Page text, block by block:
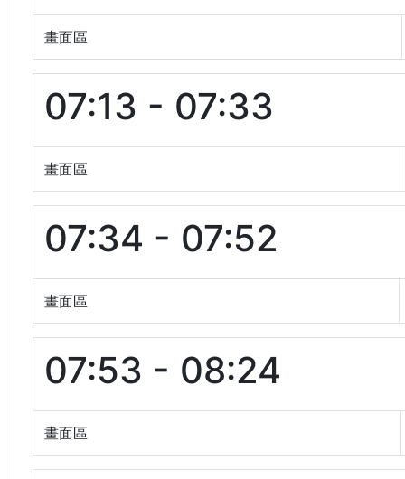
畫面區
07:13 - 07:33
畫面區
07:34 - 07:52
畫面區
07:53 - 08:24
畫面區